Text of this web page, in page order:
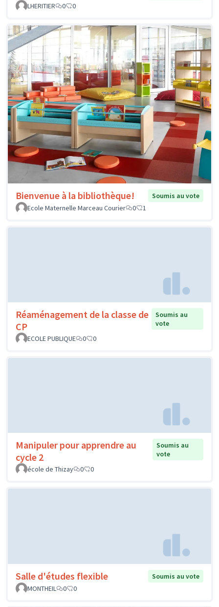
LHERITIER
0 0
Bienvenue à la bibliothèque!
Soumis au vote
Ecole Maternelle Marceau Courier
0 1
Réaménagement de la classe de
CP
Soumis au
vote
ECOLE PUBLIQUE
0 0
Manipuler pour apprendre au
cycle 2
Soumis au
vote
école de Thizay
0 0
Salle d'études flexible
Soumis au vote
MONTHEIL
0 0